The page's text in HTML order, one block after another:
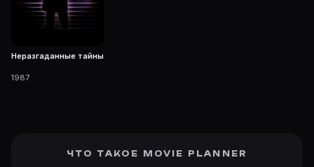
Неразгаданные тайны
1987
ЧТО ТАКОЕ MOVIE PLANNER